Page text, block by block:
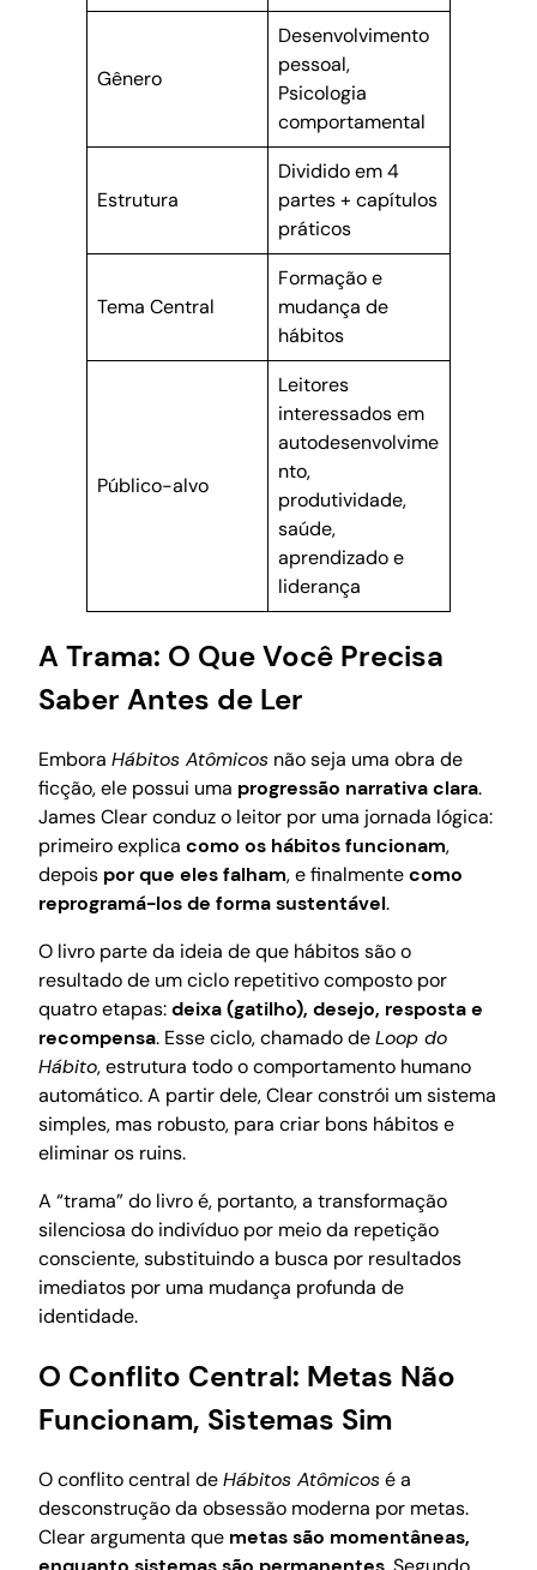
Gênero
Desenvolvimento
pessoal,
Psicologia
comportamental
Estrutura
Dividido em 4
partes + capítulos
práticos
Tema Central
Formação e
mudança de
hábitos
Público-alvo
Leitores
interessados em
autodesenvolvime
nto,
produtividade,
saúde,
aprendizado e
liderança
A Trama: O Que Você Precisa
Saber Antes de Ler
Embora Hábitos Atômicos não seja uma obra de
ficção, ele possui uma progressão narrativa clara.
James Clear conduz o leitor por uma jornada lógica:
primeiro explica como os hábitos funcionam,
depois por que eles falham, e finalmentecomo
reprogramá-los de forma sustentável.
O livro parte da ideia de que hábitos são o
resultado de um ciclo repetitivo composto por
quatro etapas:deixa (gatilho), desejo, resposta e
recompensa. Esse ciclo, chamado deLoop do
Hábito, estrutura todo o comportamento humano
automático. A partir dele, Clear constrói um sistema
simples, mas robusto, para criar bons hábitos e
eliminar os ruins.
A “trama” do livro é, portanto, a transformação
silenciosa do indivíduo por meio da repetição
consciente, substituindo a busca por resultados
imediatos por uma mudança profunda de
identidade.
O Conflito Central: Metas Não
Funcionam, Sistemas Sim
O conflito central deHábitos Atômicosé a
desconstrução da obsessão moderna por metas.
Clear argumenta que metas são momentâneas,